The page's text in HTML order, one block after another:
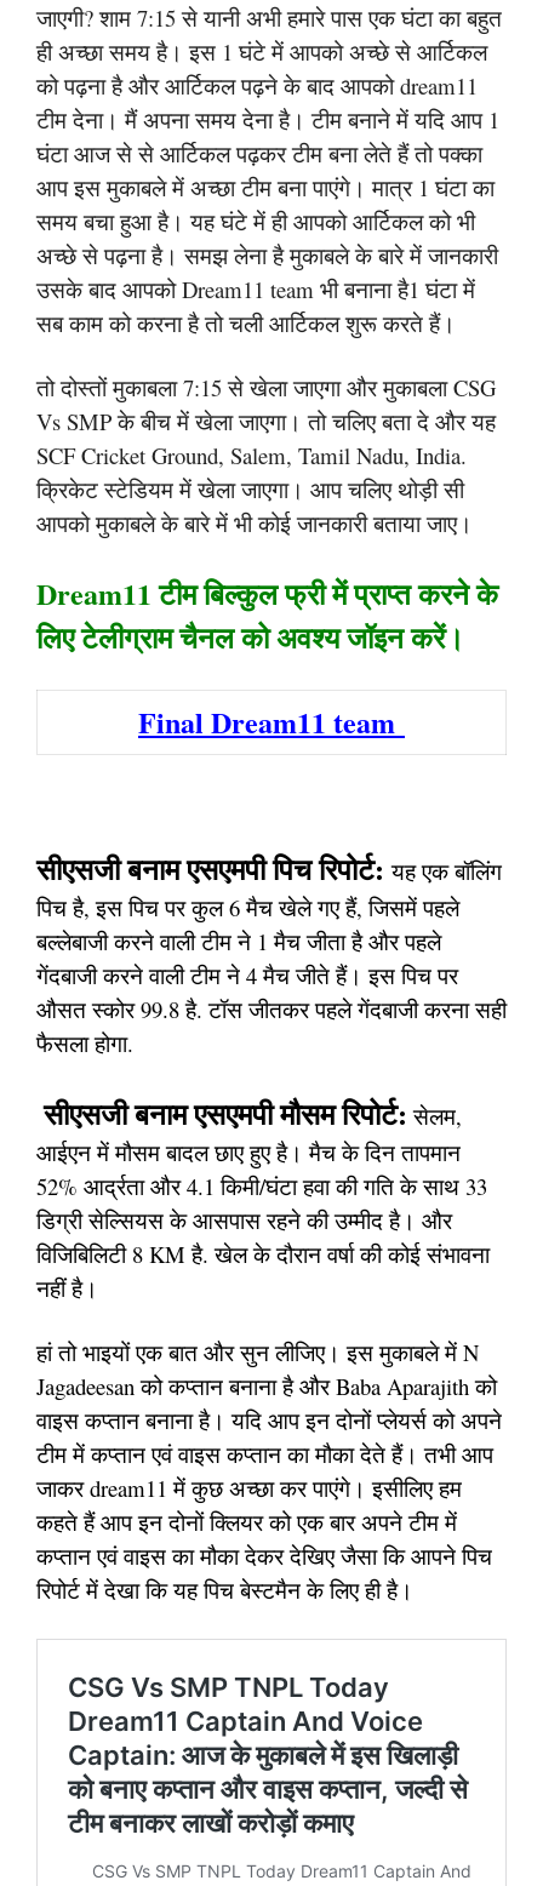
जाएगी? शाम 7:15 से यानी अभी हमारे पास एक घंटा का बहुत
ही अच्छा समय है। इस 1 घंटे में आपको अच्छे से आर्टिकल
को पढ़ना है और आर्टिकल पढ़ने के बाद आपको dream11
टीम देना। मैं अपना समय देना है। टीम बनाने में यदि आप 1
घंटा आज से से आर्टिकल पढ़कर टीम बना लेते हैं तो पक्का
आप इस मुकाबले में अच्छा टीम बना पाएंगे। मात्र 1 घंटा का
समय बचा हुआ है। यह घंटे में ही आपको आर्टिकल को भी
अच्छे से पढ़ना है। समझ लेना है मुकाबले के बारे में जानकारी
उसके बाद आपको Dream11 team भी बनाना है1 घंटा में
सब काम को करना है तो चली आर्टिकल शुरू करते हैं।
तो दोस्तों मुकाबला 7:15 से खेला जाएगा और मुकाबला CSG
Vs SMP के बीच में खेला जाएगा। तो चलिए बता दे और यह
SCF Cricket Ground, Salem, Tamil Nadu, India.
क्रिकेट स्टेडियम में खेला जाएगा। आप चलिए थोड़ी सी
आपको मुकाबले के बारे में भी कोई जानकारी बताया जाए।
Dream11 टीम बिल्कुल फ्री में प्राप्त करने के
लिए टेलीग्राम चैनल को अवश्य जॉइन करें।
Final Dream11 team
सीएसजी बनाम एसएमपी पिच रिपोर्ट: यह एक बॉलिंग
पिच है, इस पिच पर कुल 6 मैच खेले गए हैं, जिसमें पहले
बल्लेबाजी करने वाली टीम ने 1 मैच जीता है और पहले
गेंदबाजी करने वाली टीम ने 4 मैच जीते हैं। इस पिच पर
औसत स्कोर 99.8 है. टॉस जीतकर पहले गेंदबाजी करना सही
फैसला होगा.
सीएसजी बनाम एसएमपी मौसम रिपोर्ट: सेलम,
आईएन में मौसम बादल छाए हुए है। मैच के दिन तापमान
52% आर्द्रता और 4.1 किमी/घंटा हवा की गति के साथ 33
डिग्री सेल्सियस के आसपास रहने की उम्मीद है। और
विजिबिलिटी 8 KM है. खेल के दौरान वर्षा की कोई संभावना
नहीं है।
हां तो भाइयों एक बात और सुन लीजिए। इस मुकाबले में N
Jagadeesan को कप्तान बनाना है और Baba Aparajith को
वाइस कप्तान बनाना है। यदि आप इन दोनों प्लेयर्स को अपने
टीम में कप्तान एवं वाइस कप्तान का मौका देते हैं। तभी आप
जाकर dream11 में कुछ अच्छा कर पाएंगे। इसीलिए हम
कहते हैं आप इन दोनों क्लियर को एक बार अपने टीम में
कप्तान एवं वाइस का मौका देकर देखिए जैसा कि आपने पिच
रिपोर्ट में देखा कि यह पिच बेस्टमैन के लिए ही है।